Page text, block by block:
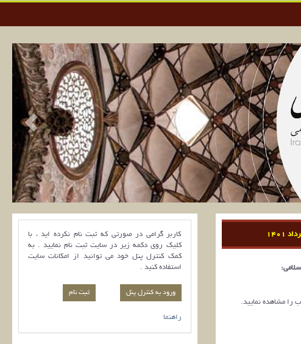
را مشاهده نمایید.
کاربر گرامی در صورتی که ثبت نام نکرده اید ، با
کلیک روی دکمه زیر در سایت ثبت نام نمایید . به
کمک کنترل پنل خود می توانید از امکانات سایت
استفاده کنید .
ورود به کنترل پنل
راهنما